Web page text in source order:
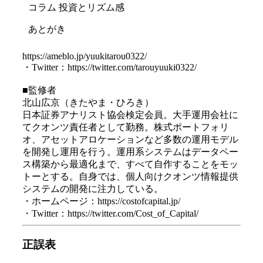
コラム 投資とリズム感
あとがき
https://ameblo.jp/yuukitarou0322/
・Twitter：https://twitter.com/tarouyuuki0322/
■監修者
北山広京（きたやま・ひろき）
日本証券アナリスト協会検定会員。大手運用会社に
てクオンツ責任者として勤務。株式ポートフォリ
オ、アセットアロケーションなど多数の運用モデル
を開発し運用を行う。運用系システムはデータベー
ス構築から最適化まで、すべて自作することをモッ
トーとする。自身では、個人向けクオンツ情報提供
システムの開発に注力している。
・ホームページ：https://costofcapital.jp/
・Twitter：https://twitter.com/Cost_of_Capital/
正誤表